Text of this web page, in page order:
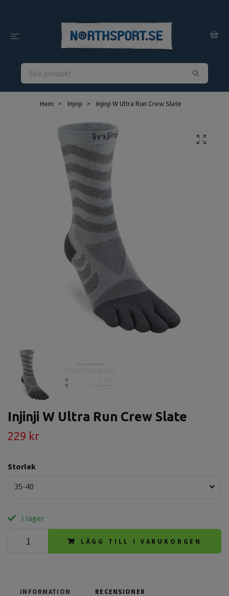
Hem Injinji Injinji W Ultra Run Crew Slate
Injinji W Ultra Run Crew Slate
229 kr
Storlek
35-40
I lager
LÄGG TILL I VARUKORGEN
INFORMATION RECENSIONER